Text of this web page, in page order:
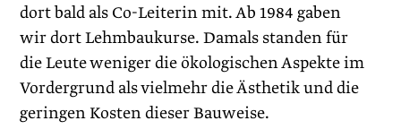
dort bald als Co-Leiterin mit. Ab 1984 gaben
wir dort Lehmbaukurse. Damals standen für
die Leute weniger die ökologischen Aspekte im
Vordergrund als vielmehr die Ästhetik und die
geringen Kosten dieser Bauweise.